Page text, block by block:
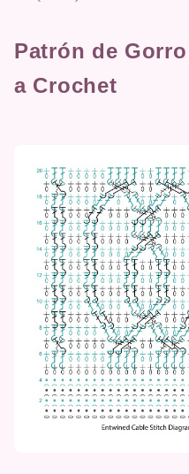
Patrón de
a Crochet